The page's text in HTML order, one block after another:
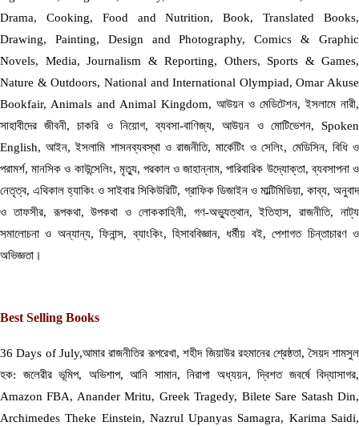
Drama, Cooking, Food and Nutrition, Book, Translated Books,
Drawing, Painting, Design and Photography, Comics & Graphic
Novels, Media, Journalism & Reporting, Others, Sports & Games,
Nature & Outdoors, National and International Olympiad, Omar Akuse
Bookfair, Animals and Animal Kingdom, আউয়ন ও মেডিটেশন, ইসলামে নারী,
সাহাবীদের জীবনী, চাকরি ও নিয়োগ, ব্যবসা-বাণিজ্য, আউয়ন ও মোটিভেশন, Spoken
English, আইন, ইসলামি শাসনব্যবস্থা ও রাজনীতি, মার্কেটিং ও সেলিং, মেডিসিন, বিধি ও
পরামর্শ, মানসিক ও কাউন্সেলিং, মৃত্যু, পরকাল ও জাহান্নাম, পারিবারিক উদ্যোক্তা, ব্যবসাপনা ও
নেতৃত্ব, এথিকাল হ্যাকিং ও সাইবার সিকিউরিটি, গ্রাফিক ডিজাইন ও মাল্টিমিডিয়া, কাব্য, অনুবাদ
ও তাফসীর, রূপকথা, উপকথা ও লোককাহিনী, গণ-অভ্যুত্থান, ইতিহাস, রাজনীতি, নাট্য
সমালোচনা ও অন্যান্য, ফিনান্স, ব্যাংকিং, হিসাববিজ্ঞান, ধর্মীয় বই, পেশাগত চিন্তাচারণ ও
অভিজ্ঞতা।
Best Selling Books
36 Days of July,আমার রাজনীতির রূপরেখা, শহীদ জিয়াউর রহমানের শ্রেষ্ঠতা, সৈয়দ শামসুল
হক: জলেরীর ভূমিপ, অভিশাপ, আনি সামান, নিরাপা অধ্যয়ন, দ্বিশত জবর্ষে বিদ্যাসাগর,
Amazon FBA, Anander Mritu, Greek Tragedy, Bilete Sare Satash Din,
Archimedes Theke Einstein, Nazrul Upanyas Samagra, Karima Saidi,